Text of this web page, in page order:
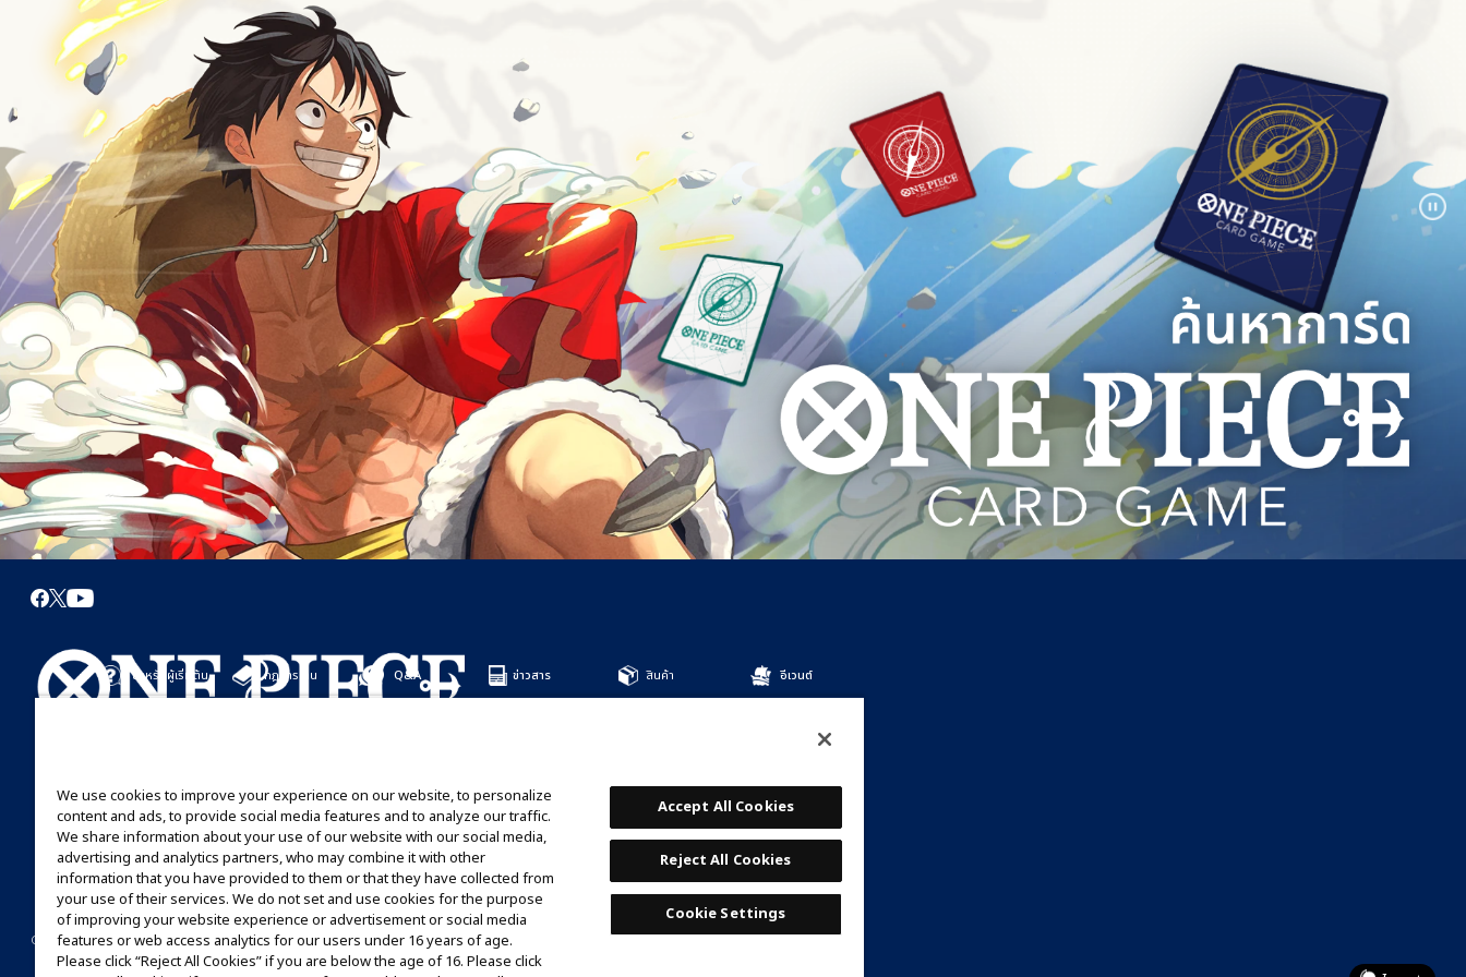
สำหรับผู้เริ่มต้น กฎการเล่น Q&A ข่าวสาร สินค้า อีเวนต์
การ์ด
รายชื่อการ์ด
เด็คที่แนะนำ
CONTACT USCookie SettingsPRIVACY POLICYGLOBAL ENTRANCE
©Eiichiro Oda/Shueisha©Eiichiro Oda/Shueisha, Toei Animation
We use cookies to improve your experience on our website, to personalize
content and ads, to provide social media features and to analyze our traffic.
We share information about your use of our website with our social media,
advertising and analytics partners, who may combine it with other
information that you have provided to them or that they have collected from
your use of their services. We do not set and use cookies for the purpose
of improving your website experience or advertisement or social media
features or web access analytics for our users under 16 years of age.
Please click “Reject All Cookies” if you are below the age of 16. Please click
Accept All Cookies
Reject All Cookies
Cookie Settings